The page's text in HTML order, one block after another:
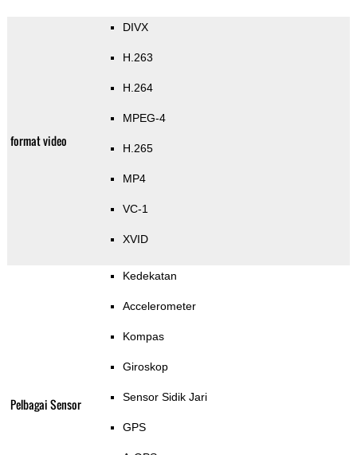
format video
DIVX
H.263
H.264
MPEG-4
H.265
MP4
VC-1
XVID
Pelbagai Sensor
Kedekatan
Accelerometer
Kompas
Giroskop
Sensor Sidik Jari
GPS